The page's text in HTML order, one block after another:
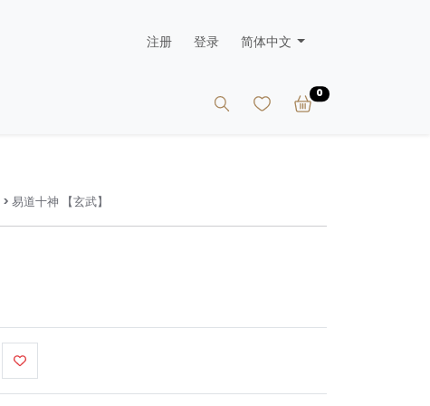
注册 登录 简体中文
0
> 易道十神 【玄武】